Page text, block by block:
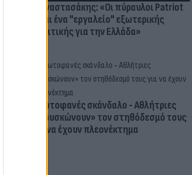
Γ. Αναστασάκης: «Οι πύραυλοι Patriot
είναι ένα "εργαλείο" εξωτερικής
πολιτικής για την Ελλάδα»
Πρωτοφανές σκάνδαλο - Aθλήτριες
«φουσκώνουν» τον στηθόδεσμό τους
για να έχουν πλεονέκτημα